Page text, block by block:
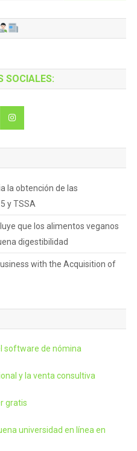
SOCIALES:
la obtención de las
y TSSA
que los alimentos veganos
digestibilidad
with the Acquisition of
software de nómina
y la venta consultiva
gratis
universidad en línea en